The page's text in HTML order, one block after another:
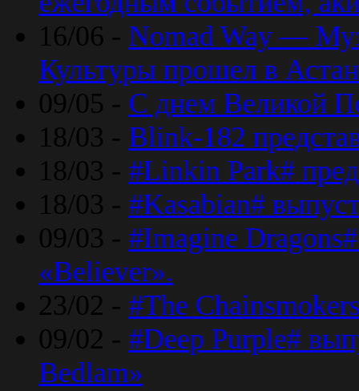
16/06 - Nomad Way —
Культуры прошел в
09/05 - С днем Великой
18/03 - Blink-182
18/03 - #Linkin Park#
18/03 - #Kasabian#
09/03 - #Imagine
«Believer».
23/02 - #The
09/02 - #Deep Purple#
Bedlam»